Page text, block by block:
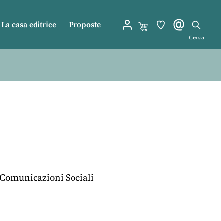
La casa editrice Proposte
Cerca
Sociali